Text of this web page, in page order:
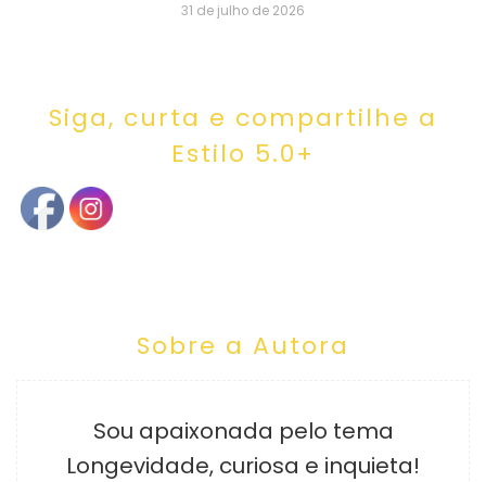
31 de julho de 2026
Siga, curta e compartilhe a
Estilo 5.0+
Sobre a Autora
Sou apaixonada pelo tema
Longevidade, curiosa e inquieta!